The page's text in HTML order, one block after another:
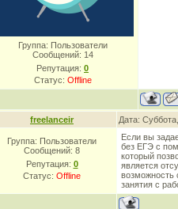
Группа: Пользователи
Сообщений: 14
Репутация: 0
Статус: Offline
freelanceir Дата:
Группа: Пользователи
Сообщений: 8
Репутация: 0
Статус: Offline
Если вы
без ЕГЭ с
который
является
возможность
занятия с